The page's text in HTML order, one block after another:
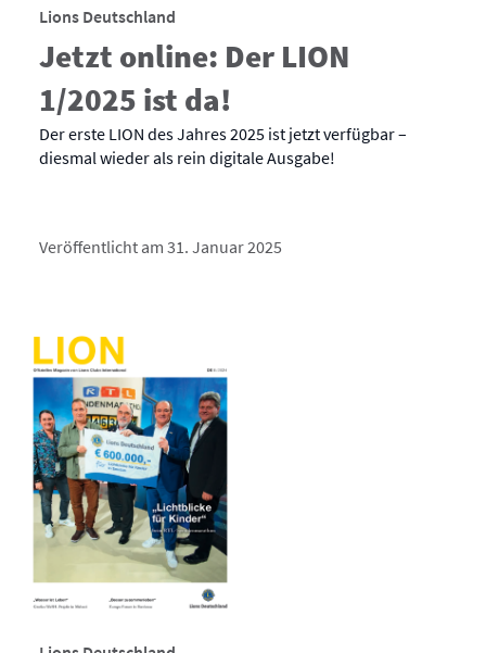
Lions Deutschland
Jetzt online: Der LION
1/2025 ist da!
Der erste LION des Jahres 2025 ist jetzt verfügbar –
diesmal wieder als rein digitale Ausgabe!
Veröffentlicht am 31. Januar 2025